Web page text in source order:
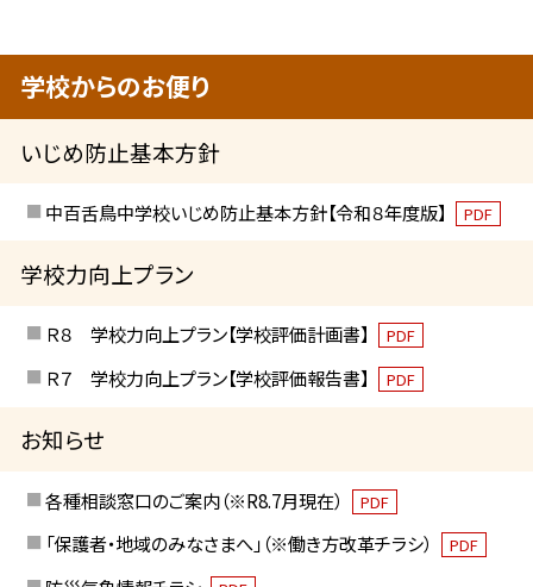
学校からのお便り
いじめ防止基本方針
中百舌鳥中学校いじめ防止基本方針【令和８年度版】 PDF
学校力向上プラン
Ｒ８ 学校力向上プラン【学校評価計画書】 PDF
Ｒ７ 学校力向上プラン【学校評価報告書】 PDF
お知らせ
各種相談窓口のご案内（※R8.7月現在） PDF
「保護者・地域のみなさまへ」（※働き方改革チラシ） PDF